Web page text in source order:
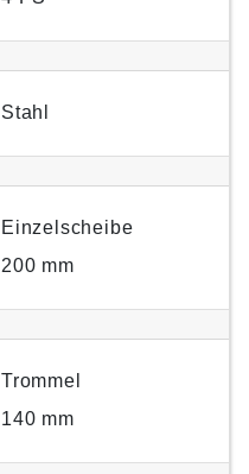
Stahl
Einzelscheibe
200 mm
Trommel
140 mm